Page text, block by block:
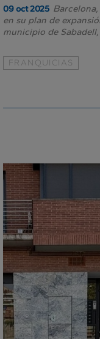
09 oct 2025
en su plan de
municipio de
FRANQUICIAS